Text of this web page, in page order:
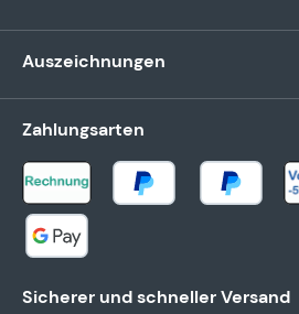
Auszeichnungen
Zahlungsarten
Sicherer und schneller Versand